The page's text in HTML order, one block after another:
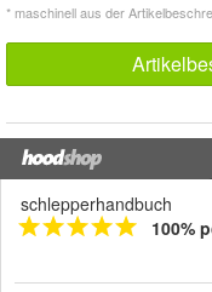
* maschinell aus der
schlepperhandbuch
100%